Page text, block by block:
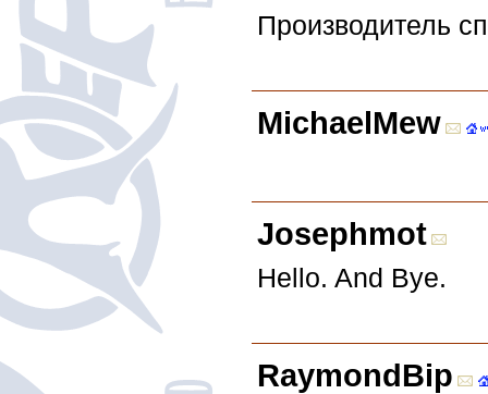
Производитель
MichaelMew
Josephmot
Hello. And Bye.
RaymondBip